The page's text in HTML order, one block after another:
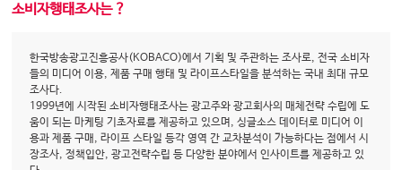
소비자행태조사는 ?
한국방송광고진흥공사(KOBACO)에서 기획 및 주관하는 조사로, 전국 소비자
들의 미디어 이용, 제품 구매 행태 및 라이프스타일을 분석하는 국내 최대 규모
조사다.
1999년에 시작된 소비자행태조사는 광고주와 광고회사의 매체전략 수립에 도
움이 되는 마케팅 기초자료를 제공하고 있으며, 싱글소스 데이터로 미디어 이
용과 제품 구매, 라이프 스타일 등각 영역 간 교차분석이 가능하다는 점에서 시
장조사, 정책입안, 광고전략수립 등 다양한 분야에서 인사이트를 제공하고 있